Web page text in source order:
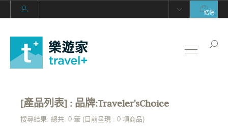
結帳
[產品列表] : 品牌:Traveler'sChoice
搜尋結果: 總共: 0 筆 (目前呈現 : 0 項商品)